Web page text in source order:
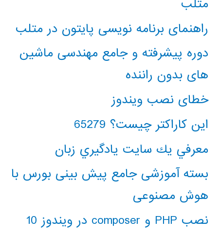
متلب
راهنمای برنامه نویسی پایتون در متلب
دوره پیشرفته و جامع مهندسی ماشین
های بدون راننده
خطای نصب ویندوز
این کاراکتر چیست؟ 65279
معرفي يك سايت يادگيري زبان
بسته آموزشی جامع پیش بینی بورس با
هوش مصنوعی
نصب PHP و composer در ویندوز 10